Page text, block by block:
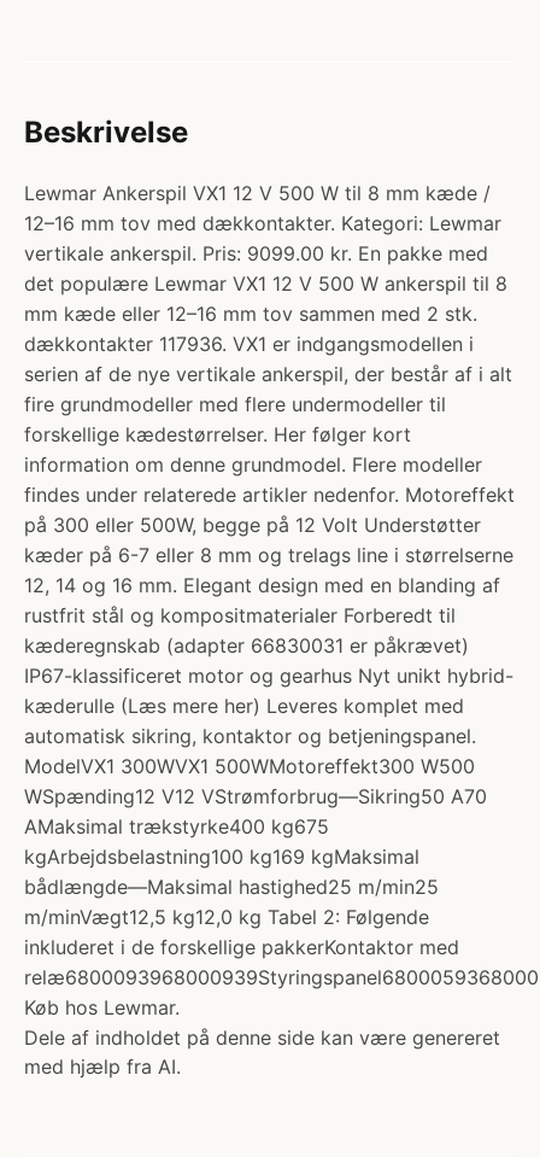
Beskrivelse
Lewmar Ankerspil VX1 12 V 500 W til 8 mm kæde /
12–16 mm tov med dækkontakter. Kategori: Lewmar
vertikale ankerspil. Pris: 9099.00 kr. En pakke med
det populære Lewmar VX1 12 V 500 W ankerspil til 8
mm kæde eller 12–16 mm tov sammen med 2 stk.
dækkontakter 117936. VX1 er indgangsmodellen i
serien af de nye vertikale ankerspil, der består af i alt
fire grundmodeller med flere undermodeller til
forskellige kædestørrelser. Her følger kort
information om denne grundmodel. Flere modeller
findes under relaterede artikler nedenfor. Motoreffekt
på 300 eller 500W, begge på 12 Volt Understøtter
kæder på 6-7 eller 8 mm og trelags line i størrelserne
12, 14 og 16 mm. Elegant design med en blanding af
rustfrit stål og kompositmaterialer Forberedt til
kæderegnskab (adapter 66830031 er påkrævet)
IP67-klassificeret motor og gearhus Nyt unikt hybrid-
kæderulle (Læs mere her) Leveres komplet med
automatisk sikring, kontaktor og betjeningspanel.
ModelVX1 300WVX1 500WMotoreffekt300 W500
WSpænding12 V12 VStrømforbrug––Sikring50 A70
AMaksimal trækstyrke400 kg675
kgArbejdsbelastning100 kg169 kgMaksimal
bådlængde––Maksimal hastighed25 m/min25
m/minVægt12,5 kg12,0 kg Tabel 2: Følgende
inkluderet i de forskellige pakkerKontaktor med
Køb hos Lewmar.
Dele af indholdet på denne side kan være genereret
med hjælp fra AI.